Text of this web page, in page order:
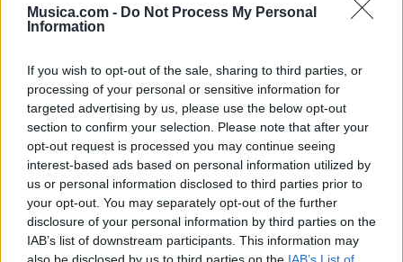
Musica.com - Do Not Process My Personal
Information
If you wish to opt-out of the sale, sharing to third parties, or
processing of your personal or sensitive information for
targeted advertising by us, please use the below opt-out
section to confirm your selection. Please note that after your
opt-out request is processed you may continue seeing
interest-based ads based on personal information utilized by
us or personal information disclosed to third parties prior to
your opt-out. You may separately opt-out of the further
disclosure of your personal information by third parties on the
IAB’s list of downstream participants. This information may